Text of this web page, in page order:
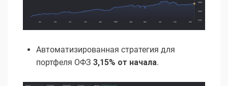
Автоматизированная стратегия для
портфеля ОФЗ 3,15% от начала.